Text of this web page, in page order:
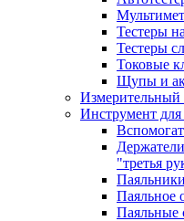
Тестеры
Тестеры
Токовые
Щупы и
Измерительный
Инструмент
"третья
Паяльники
Паяльное
Паяльные